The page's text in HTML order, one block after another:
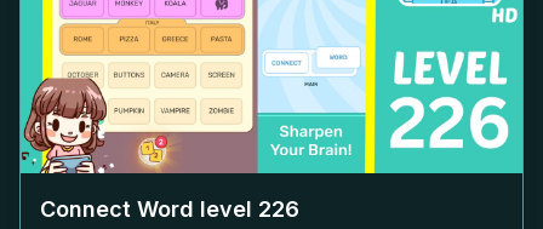
Connect Word level 226